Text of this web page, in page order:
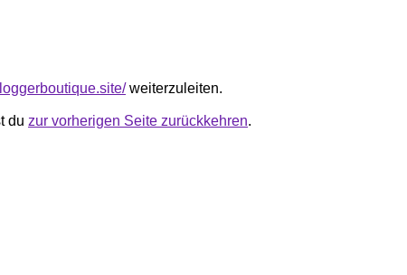
weiterzuleiten.
du zur vorherigen Seite zurückkehren.